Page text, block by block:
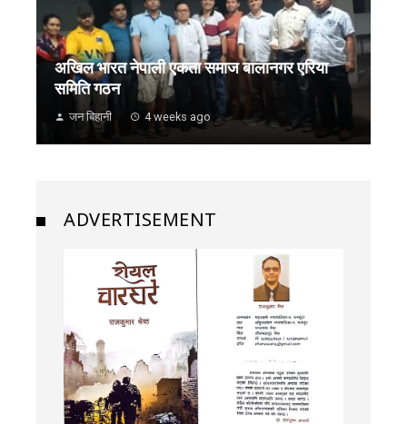
अखिल भारत नेपाली एकता समाज बालानगर एरिया
समिति गठन
जन बिहानी 4 weeks ago
ADVERTISEMENT